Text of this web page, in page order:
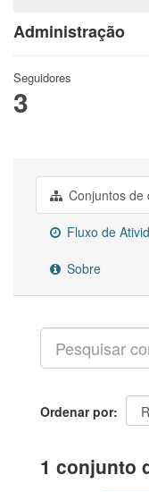
Administração
Seguidores
3
Conjuntos de
Fluxo de
Sobre
Ordenar por
1 conjunto